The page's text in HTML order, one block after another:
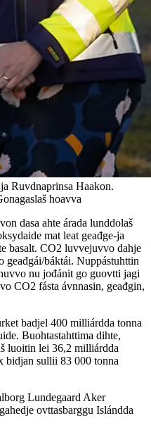
Ruvdnaprinsa Haakon.
hoavva
dasa ahte árada lunddolaš
mat leat geađge-ja
basalt. CO2 luvvejuvvo dahje
geađgái/báktái. Nuppástuhttin
nu jođánit go guovtti jagi
CO2 fásta ávnnasin, geađgin,
badjel 400 milliárdda tonna
Buohtastahttima dihte,
luoitin lei 36,2 milliárdda
bidjan sullii 83 000 tonna
Lundegaard Aker
ovttasbarggu Islándda